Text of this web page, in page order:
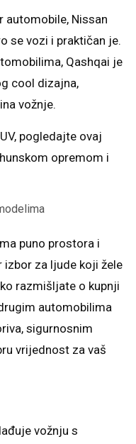
automobile, Nissan
se vozi i praktičan je.
Qashqai je
cool dizajna,
vožnje.
pogledajte ovaj
opremom i
puno prostora i
izbor za ljude koji žele
razmišljate o kupnji
automobilima
sigurnosnim
vrijednost za vaš
vožnju s